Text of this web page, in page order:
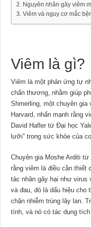
Nguyên nhân gây viêm
Viêm và nguy cơ mắc
Viêm là gì?
Viêm là một phản ứng tự
chấn thương, nhằm giúp
Shmerling, một chuyên
Harvard, nhấn mạnh rằng
David Hafler từ Đại học
lưỡi” trong sức khỏe của
Chuyên gia Moshe Arditi
rằng viêm là điều cần thiết
tác nhân gây hại như virus
và đau, đó là dấu hiệu cho
chặn nhiễm trùng lây lan.
tính, và nó có tác dụng